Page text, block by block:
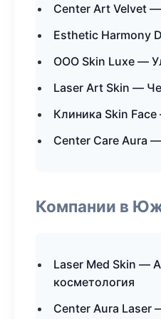
Center Art Velvet
Esthetic Harmony
ООО Skin Luxe —
Laser Art Skin —
Клиника Skin
Center Care Aura
Компании в
Laser Med Skin —
косметология
Center Aura Laser